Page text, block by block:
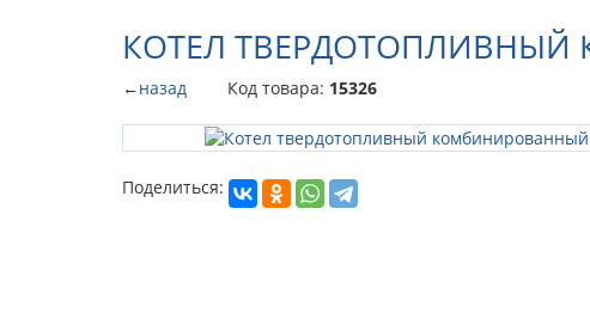
КОТЕЛ ТВЕРДОТОПЛИВНЫЙ
←назад Код товара: 15326
Поделиться: